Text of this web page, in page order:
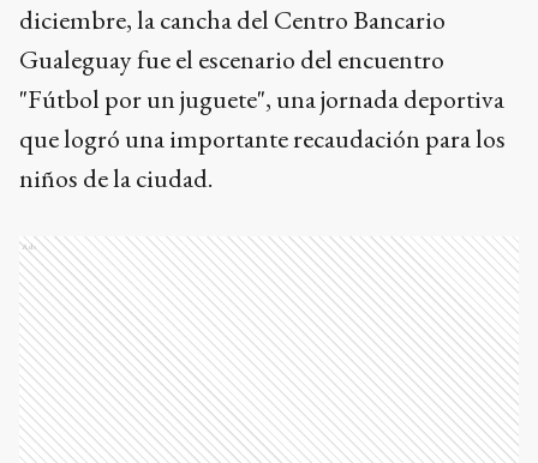
diciembre, la cancha del Centro Bancario
Gualeguay fue el escenario del encuentro
"Fútbol por un juguete", una jornada deportiva
que logró una importante recaudación para los
niños de la ciudad.
Ads